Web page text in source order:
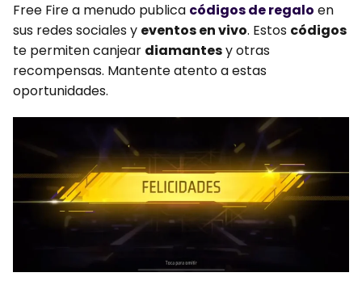
Free Fire a menudo publica códigos de regalo en
sus redes sociales y eventos en vivo. Estos códigos
te permiten canjear diamantesy otras
recompensas. Mantente atento a estas
oportunidades.